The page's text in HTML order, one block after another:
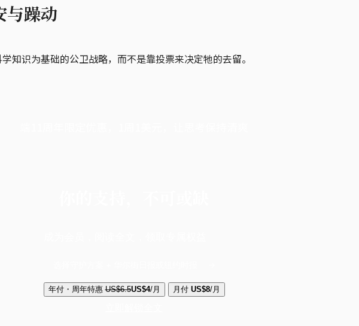
与躁动
知识为基础的公卫战略，而不是靠投票来决定牠的去留。
年付・周年特惠 US$6.5US$4/月 月付 US$8/月